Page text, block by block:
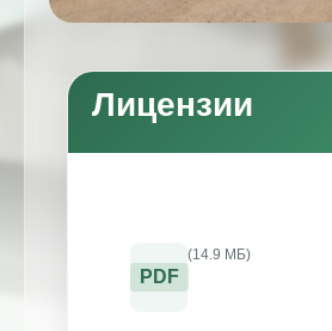
Лицензии
PDF
(14.9 МБ)